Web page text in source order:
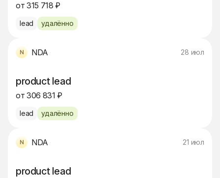
от 315 718 ₽
lead удалённо
NDA 28 июл
product lead
от 306 831 ₽
lead удалённо
NDA 21 июл
product lead